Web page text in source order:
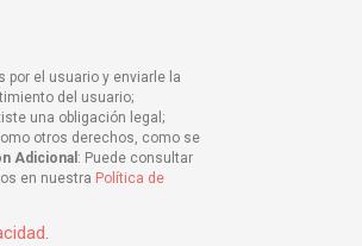
por el usuario y enviarle la
del usuario;
una obligación legal;
otros derechos, como se
Adicional : Puede consultar
en nuestra Política de
.